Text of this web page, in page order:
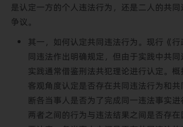
是认定一方的个人违法行为，还是二人的共
争议。
其一，如何认定共同违法行为。现行《
同违法作出明确规定，但由于实践中共
实践通常借鉴刑法共犯理论进行认定。概
客观角度认定是否存在共同违法行为和
断各当事人是否为了完成同一违法事实进
两者之间的行为与违法结果之间是否存